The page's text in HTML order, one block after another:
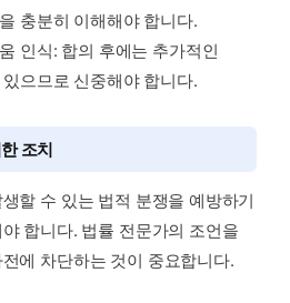
충분히 이해해야 합니다.
인식: 합의 후에는 추가적인
으므로 신중해야 합니다.
조치
할 수 있는 법적 분쟁을 예방하기
합니다. 법률 전문가의 조언을
에 차단하는 것이 중요합니다.